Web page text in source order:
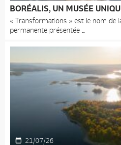
BORÉALIS, UN MUSÉE
« Transformations » est le nom de
permanente présentée
21/07/26